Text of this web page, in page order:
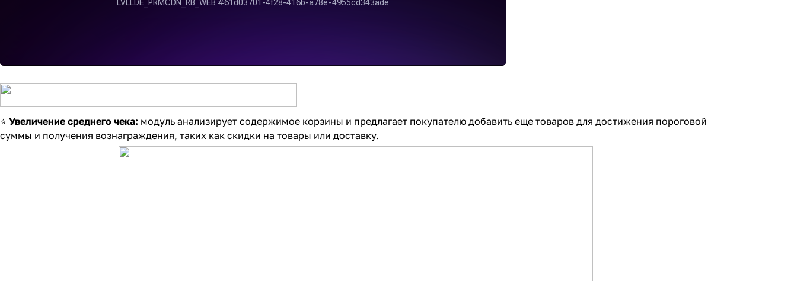
⭐ Увеличение среднего чека: модуль анализирует содержимое корзины и предлагает покупателю добавить еще товаров для достижения пороговой
суммы и получения вознаграждения, таких как скидки на товары или доставку.